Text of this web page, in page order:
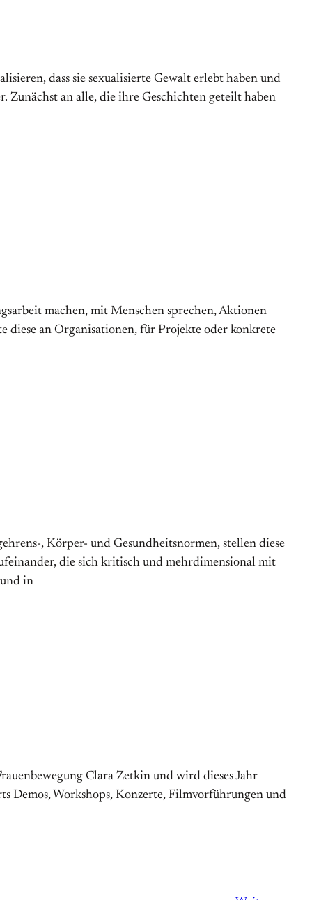
dass sie sexualisierte Gewalt erlebt haben und
Zunächst an alle, die ihre Geschichten geteilt haben
machen, mit Menschen sprechen, Aktionen
diese an Organisationen, für Projekte oder konkrete
, Körper- und Gesundheitsnormen, stellen diese
die sich kritisch und mehrdimensional mit
in
Clara Zetkin und wird dieses Jahr
Demos, Workshops, Konzerte, Filmvorführungen und